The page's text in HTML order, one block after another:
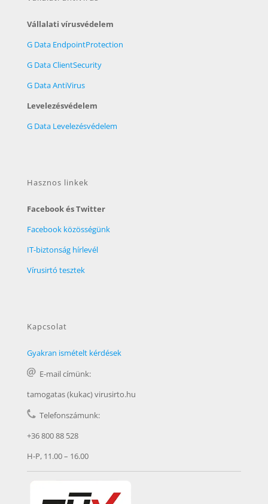
Vállalati vírusvédelem
G Data EndpointProtection
G Data ClientSecurity
G Data AntiVirus
Levelezésvédelem
G Data Levelezésvédelem
Hasznos linkek
Facebook és Twitter
Facebook közösségünk
IT-biztonság hírlevél
Vírusirtó tesztek
Kapcsolat
Gyakran ismételt kérdések
E-mail címünk:
tamogatas (kukac) virusirto.hu
Telefonszámunk:
+36 800 88 528
H-P, 11.00 – 16.00